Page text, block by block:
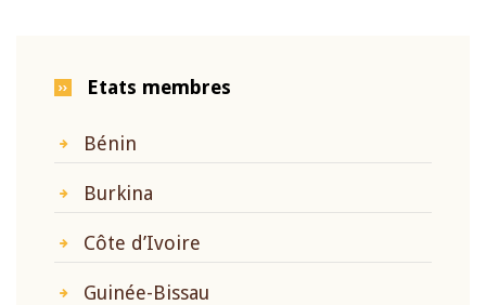
Etats membres
Bénin
Burkina
Côte d’Ivoire
Guinée-Bissau